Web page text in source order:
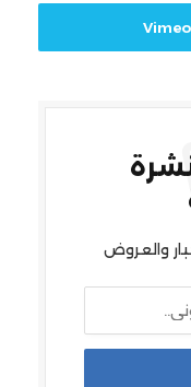
Vimeo
والعروض